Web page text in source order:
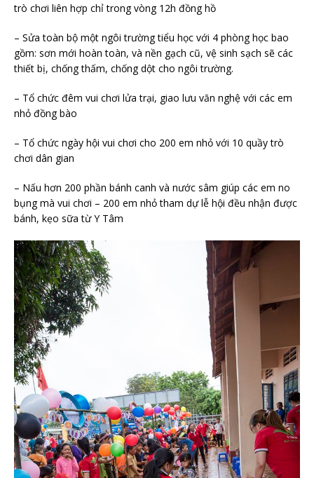
trò chơi liên hợp chỉ trong vòng 12h đồng hồ
– Sửa toàn bộ một ngôi trường tiểu học với 4 phòng học bao
gồm: sơn mới hoàn toàn, và nền gạch cũ, vệ sinh sạch sẽ các
thiết bị, chống thấm, chống dột cho ngôi trường.
– Tổ chức đêm vui chơi lửa trại, giao lưu văn nghệ với các em
nhỏ đồng bào
– Tổ chức ngày hội vui chơi cho 200 em nhỏ với 10 quầy trò
chơi dân gian
– Nấu hơn 200 phần bánh canh và nước sâm giúp các em no
bụng mà vui chơi – 200 em nhỏ tham dự lễ hội đều nhận được
bánh, kẹo sữa từ Y Tâm